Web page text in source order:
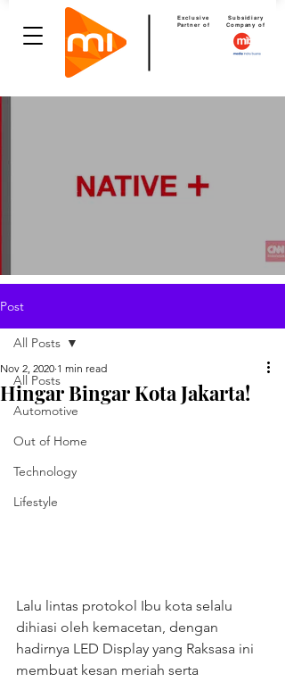
Exclusive
Partner of
Subsidiary
Company of
Post
All Posts
Automotive
Out of Home
Technology
Lifestyle
All Posts
Hingar Bingar Kota Jakarta!
Nov 2, 2020 1 min read
Lalu lintas protokol Ibu kota selalu
dihiasi oleh kemacetan, dengan
hadirnya LED Display yang Raksasa ini
membuat kesan meriah serta